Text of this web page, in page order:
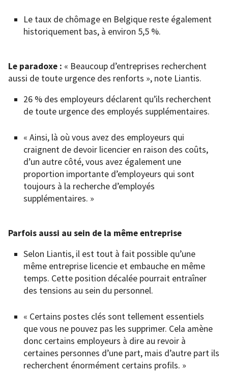
Le taux de chômage en Belgique reste également
historiquement bas, à environ 5,5 %.
Le paradoxe : « Beaucoup d’entreprises recherchent
aussi de toute urgence des renforts », note Liantis.
26 % des employeurs déclarent qu’ils recherchent
de toute urgence des employés supplémentaires.
« Ainsi, là où vous avez des employeurs qui
craignent de devoir licencier en raison des coûts,
d’un autre côté, vous avez également une
proportion importante d’employeurs qui sont
toujours à la recherche d’employés
supplémentaires. »
Parfois aussi au sein de la même entreprise
Selon Liantis, il est tout à fait possible qu’une
même entreprise licencie et embauche en même
temps. Cette position décalée pourrait entraîner
des tensions au sein du personnel.
« Certains postes clés sont tellement essentiels
que vous ne pouvez pas les supprimer. Cela amène
donc certains employeurs à dire au revoir à
certaines personnes d’une part, mais d’autre part ils
recherchent énormément certains profils. »